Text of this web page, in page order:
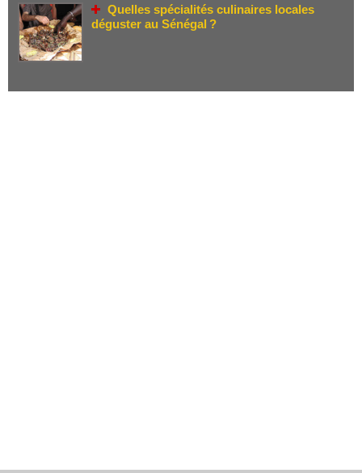
Quelles spécialités culinaires locales
déguster au Sénégal ?